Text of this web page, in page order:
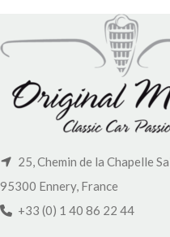
25, Chemin de la Chapelle
95300 Ennery, France
+33 (0) 1 40 86 22 44